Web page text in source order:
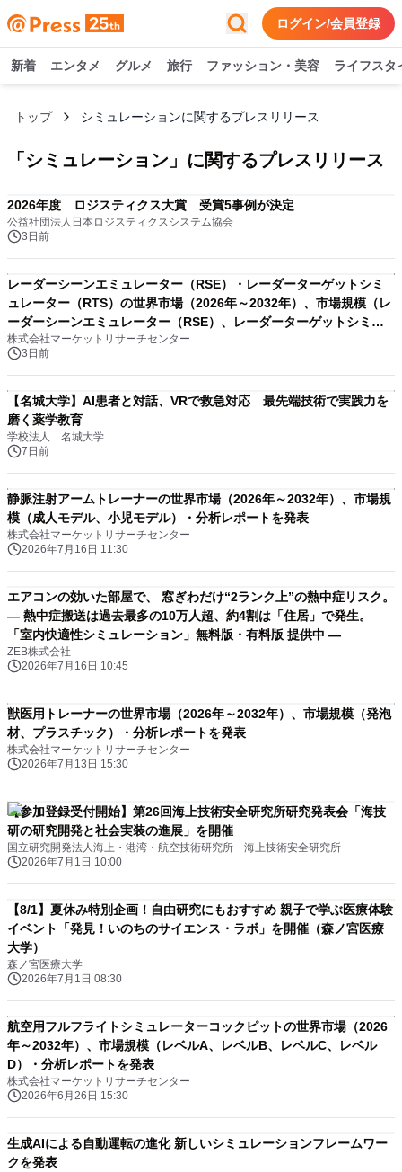
ログイン/会員登録
新着 エンタメ グルメ 旅行 ファッション・美容 ライフスタ
トップ シミュレーションに関するプレスリリース
「 シミュレーション 」に関するプレスリリース
2026年度 ロジスティクス大賞 受賞5事例が決定
公益社団法人日本ロジスティクスシステム協会
3日前
レーダーシーンエミュレーター（RSE）・レーダーターゲットシミ
ュレーター（RTS）の世界市場（2026年～2032年）、市場規模（レ
ーダーシーンエミュレーター（RSE）、レーダーターゲットシミュ
レーター（RTS））・分析レポートを発表
株式会社マーケットリサーチセンター
3日前
【名城大学】AI患者と対話、VRで救急対応 最先端技術で実践力を
磨く薬学教育
学校法人 名城大学
7日前
静脈注射アームトレーナーの世界市場（2026年～2032年）、市場規
模（成人モデル、小児モデル）・分析レポートを発表
株式会社マーケットリサーチセンター
2026年7月16日 11:30
エアコンの効いた部屋で、 窓ぎわだけ“2ランク上”の熱中症リスク。
― 熱中症搬送は過去最多の10万人超、約4割は「住居」で発生。
「室内快適性シミュレーション」無料版・有料版 提供中 ―
ZEB株式会社
2026年7月16日 10:45
獣医用トレーナーの世界市場（2026年～2032年）、市場規模（発泡
材、プラスチック）・分析レポートを発表
株式会社マーケットリサーチセンター
2026年7月13日 15:30
【参加登録受付開始】第26回海上技術安全研究所研究発表会「海技
研の研究開発と社会実装の進展」を開催
国立研究開発法人海上・港湾・航空技術研究所 海上技術安全研究所
2026年7月1日 10:00
【8/1】夏休み特別企画！自由研究にもおすすめ 親子で学ぶ医療体験
イベント「発見！いのちのサイエンス・ラボ」を開催（森ノ宮医療
大学）
森ノ宮医療大学
2026年7月1日 08:30
航空用フルフライトシミュレーターコックピットの世界市場（2026
年～2032年）、市場規模（レベルA、レベルB、レベルC、レベル
D）・分析レポートを発表
株式会社マーケットリサーチセンター
2026年6月26日 15:30
生成AIによる自動運転の進化 新しいシミュレーションフレームワー
クを発表